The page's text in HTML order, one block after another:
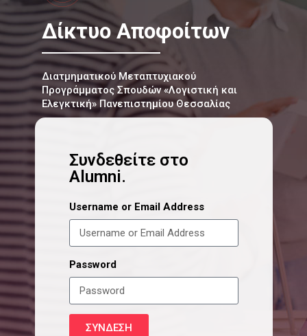
Δίκτυο Αποφοίτων
Διατμηματικού Μεταπτυχιακού
Προγράμματος Σπουδών «Λογιστική και
Ελεγκτική» Πανεπιστημίου Θεσσαλίας
Συνδεθείτε στο
Alumni.
Username or Email Address
Password
ΣΎΝΔΕΣΗ